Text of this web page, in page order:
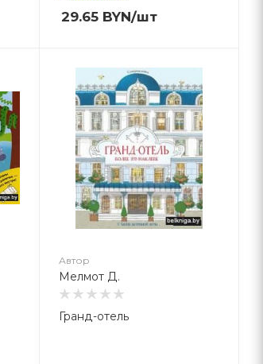
29.65BYN/шт
Автор
Мелмот Д.
Гранд-отель